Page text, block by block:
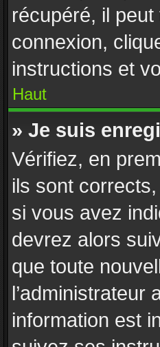
récupéré, il
connexion,
instructions et
Haut
» Je suis
Vérifiez, en
ils sont
si vous avez
devrez alors
que toute
l’administrateur
information est